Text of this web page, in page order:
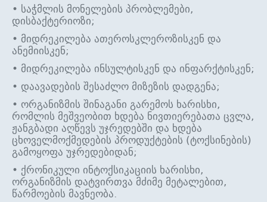
• საჭმლის მონელების პრობლემები,
დისბაქტერიოზი;
• მიდრეკილება ათეროსკლეროზისკენ და
ანემიისკენ;
• მიდრეკილება ინსულტისკენ და ინფარქტისკენ;
• დაავადების შესაძლო მიზეზის დადგენა;
• ორგანიზმის შინაგანი გარემოს ხარისხი,
რომლის მეშვეობით ხდება ნივთიერებათა ცვლა,
ჟანგბადი აღწევს უჯრედებში და ხდება
ცხოველმოქმედების პროდუქტების (ტოქსინების)
გამოყოფა უჯრედებიდან;
• ქრონიკული ინტოქსიკაციის ხარისხი,
ორგანიზმის დატვირთვა მძიმე მეტალებით,
წარმოების მავნეობა.